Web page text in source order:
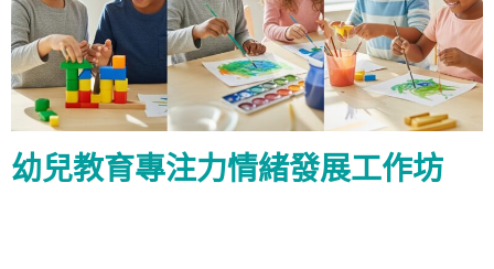
幼兒教育專注力情緒發展工作坊